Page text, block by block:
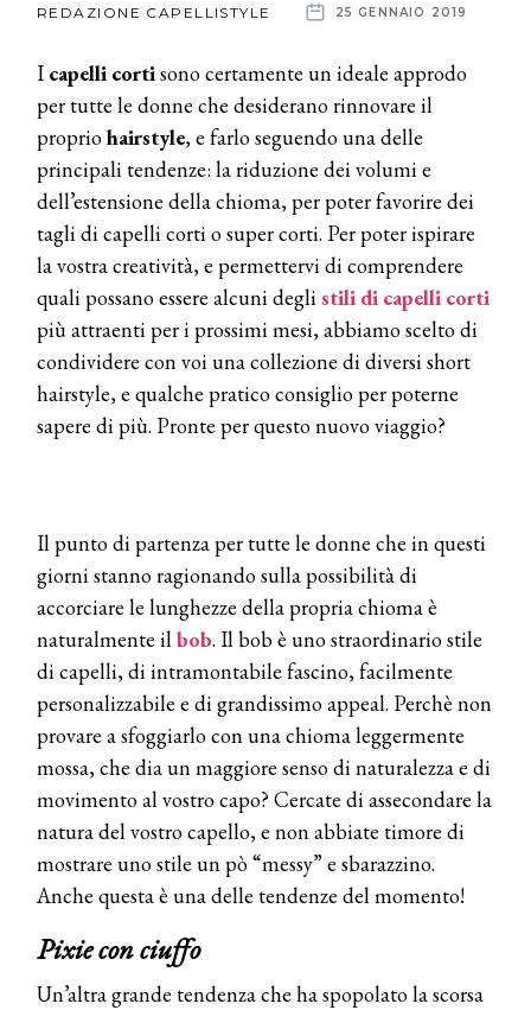
REDAZIONE CAPELLISTYLE 25 GENNAIO 2019
I capelli cortisono certamente un ideale approdo
per tutte le donne che desiderano rinnovare il
propriohairstyle, e farlo seguendo una delle
principali tendenze: la riduzione dei volumi e
dell’estensione della chioma, per poter favorire dei
tagli di capelli corti o super corti. Per poter ispirare
la vostra creatività, e permettervi di comprendere
quali possano essere alcuni deglistili di capelli corti
più attraenti per i prossimi mesi, abbiamo scelto di
condividere con voi una collezione di diversi short
hairstyle, e qualche pratico consiglio per poterne
sapere di più. Pronte per questo nuovo viaggio?
Il punto di partenza per tutte le donne che in questi
giorni stanno ragionando sulla possibilità di
accorciare le lunghezze della propria chioma è
naturalmente ilbob. Il bob è uno straordinario stile
di capelli, di intramontabile fascino, facilmente
personalizzabile e di grandissimo appeal. Perchè non
provare a sfoggiarlo con una chioma leggermente
mossa, che dia un maggiore senso di naturalezza e di
movimento al vostro capo? Cercate di assecondare la
natura del vostro capello, e non abbiate timore di
mostrare uno stile un pò “messy” e sbarazzino.
Anche questa è una delle tendenze del momento!
Pixie con ciuffo
Un’altra grande tendenza che ha spopolato la scorsa